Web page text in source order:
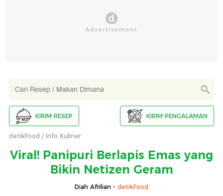
KIRIM RESEP KIRIM PENGALAMAN
detikFood Info Kuliner
Viral! Panipuri Berlapis Emas yang
Bikin Netizen Geram
Diah Afrilian - detikFood